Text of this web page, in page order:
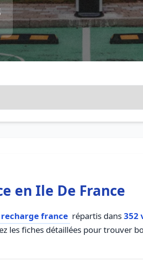
en Ile De France
recharge france répartis dans352
les fiches détaillées pour trouver